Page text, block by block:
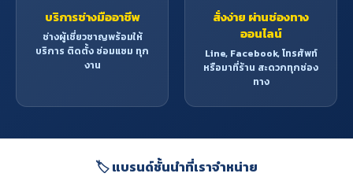
บริการช่างมืออาชีพ
ช่างผู้เชี่ยวชาญพร้อมให้
บริการ ติดตั้ง ซ่อมแซม ทุก
งาน
สั่งง่าย ผ่านช่องทาง
ออนไลน์
Line, Facebook, โทรศัพท์
หรือมาที่ร้าน สะดวกทุกช่อง
ทาง
🏷️ แบรนด์ชั้นนำที่เราจำหน่าย